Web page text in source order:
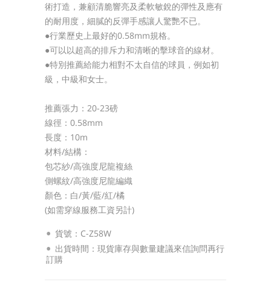
術打造，兼顧清脆響亮及柔軟敏銳的彈性及應有
的耐用度，細膩的反彈手感讓人驚艷不已。
●行業歷史上最好的0.58mm規格。
●可以以超高的排斥力和清晰的擊球音的線材。
●特別推薦給能力相對不太自信的球員，例如初
級，中級和女士。
推薦張力：20-23磅
線徑：0.58mm
長度：10m
材料/結構：
包芯紗/高強度尼龍複絲
側螺紋/高強度尼龍編織
顏色：白/黃/藍/紅/橘
(如需穿線服務工資另計)
貨號：C-Z58W
出貨時間：現貨庫存與數量建議來信詢問再行
訂購